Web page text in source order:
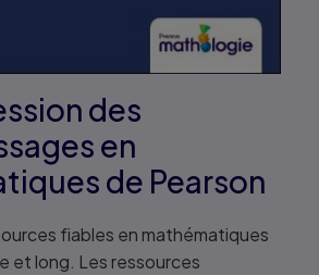
des
en
de Pearson
fiables en mathématiques
et long. Les ressources